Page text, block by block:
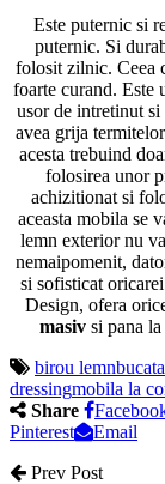
Este puternic si
puternic. Si
folosit zilnic. Ceea
foarte curand. Este
usor de intretinut si
avea grija
acesta trebuind
folosirea unor
achizitionat si
aceasta mobila se
lemn exterior nu
nemaipomenit,
si sofisticat
Design, ofera
masiv si pana
birou lemn
dressingmobila la
Share
Pinterest
Email
Prev Post